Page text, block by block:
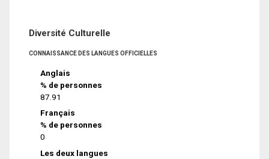
Diversité Culturelle
CONNAISSANCE DES LANGUES OFFICIELLES
Anglais
% de personnes
87.91
Français
% de personnes
0
Les deux langues